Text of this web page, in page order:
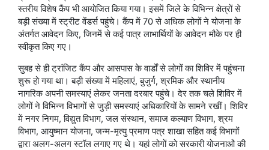
स्तरीय विशेष कैंप भी आयोजित किया गया। इसमें जिले के विभिन्न क्षेत्रों से
बड़ी संख्या में स्ट्रीट वेंडर्स पहुंचे। कैंप में 70 से अधिक लोगों ने योजना के
अंतर्गत आवेदन किए, जिनमें से कई पात्र लाभार्थियों के आवेदन मौके पर ही
स्वीकृत किए गए।
सुबह से ही ट्रांजिट कैंप और आसपास के वार्डों से लोगों का शिविर में पहुंचना
शुरू हो गया था। बड़ी संख्या में महिलाएं, बुजुर्ग, श्रमिक और स्थानीय
नागरिक अपनी समस्याएं लेकर जनता दरबार पहुंचे। देर तक चले शिविर में
लोगों ने विभिन्न विभागों से जुड़ी समस्याएं अधिकारियों के सामने रखीं। शिविर
में नगर निगम, विद्युत विभाग, जल संस्थान, समाज कल्याण विभाग, श्रम
विभाग, आयुष्मान योजना, जन्म-मृत्यु प्रमाण पत्र शाखा सहित कई विभागों
द्वारा अलग-अलग स्टॉल लगाए गए थे। यहां लोगों को सरकारी योजनाओं की